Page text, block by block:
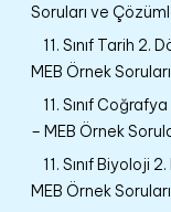
Soruları ve
11. Sınıf Tarih 2.
MEB Örnek Soruları
11. Sınıf
– MEB Örnek
11. Sınıf Biyoloji
MEB Örnek Soruları